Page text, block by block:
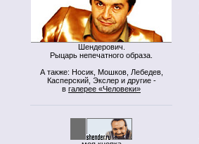
Шендерович.
Рыцарь непечатного образа.
А также: Носик, Мошков, Лебедев,
Касперский, Экслер и другие -
в галерее «Человеки»